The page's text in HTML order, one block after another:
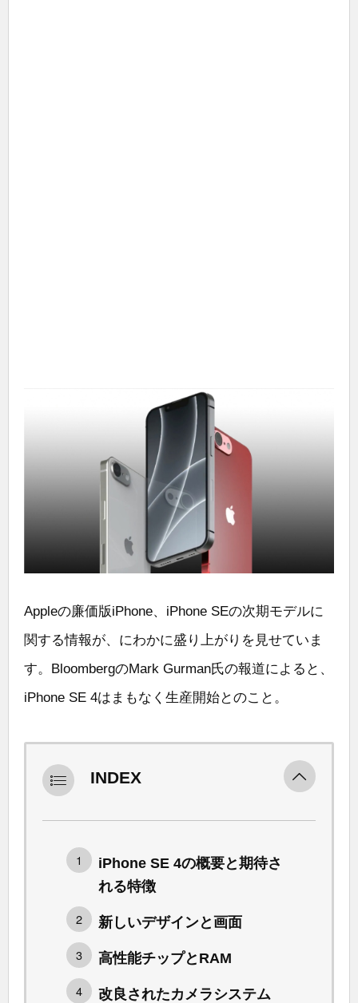
Appleの廉価版iPhone、iPhone SEの次期モデルに
関する情報が、にわかに盛り上がりを見せていま
す。BloombergのMark Gurman氏の報道によると、
iPhone SE 4はまもなく生産開始とのこと。
INDEX
iPhone SE 4の概要と期待さ
れる特徴
新しいデザインと画面
高性能チップとRAM
改良されたカメラシステム